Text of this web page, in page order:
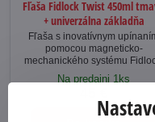
Fľaša Fidlock Twist 450ml
+ univerzálna základňa
Fľaša s inovatívnym
pomocou magneticko-
mechanického systému
Na predajni 1ks